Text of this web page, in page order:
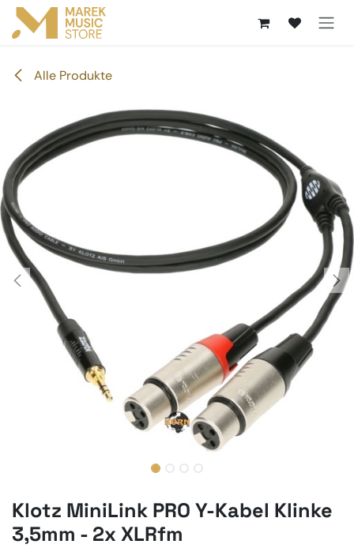
Zum Inhalt springen
Alle Produkte
Klotz MiniLink PRO Y-Kabel Klinke
3,5mm - 2x XLRfm